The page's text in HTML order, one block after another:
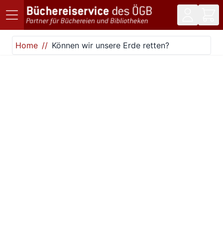
Direkt zum Inhalt
Home
Können wir unsere Erde retten?